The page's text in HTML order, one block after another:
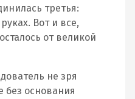
третья:
Вот и все,
от великой
не зря
без основания